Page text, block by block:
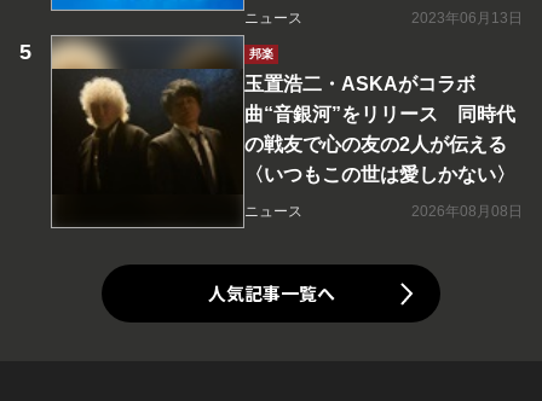
ニュース 2023年06月13日
邦楽
玉置浩二・ASKAがコラボ
曲“音銀河”をリリース 同時代
の戦友で心の友の2人が伝える
〈いつもこの世は愛しかない〉
ニュース 2026年08月08日
人気記事一覧へ